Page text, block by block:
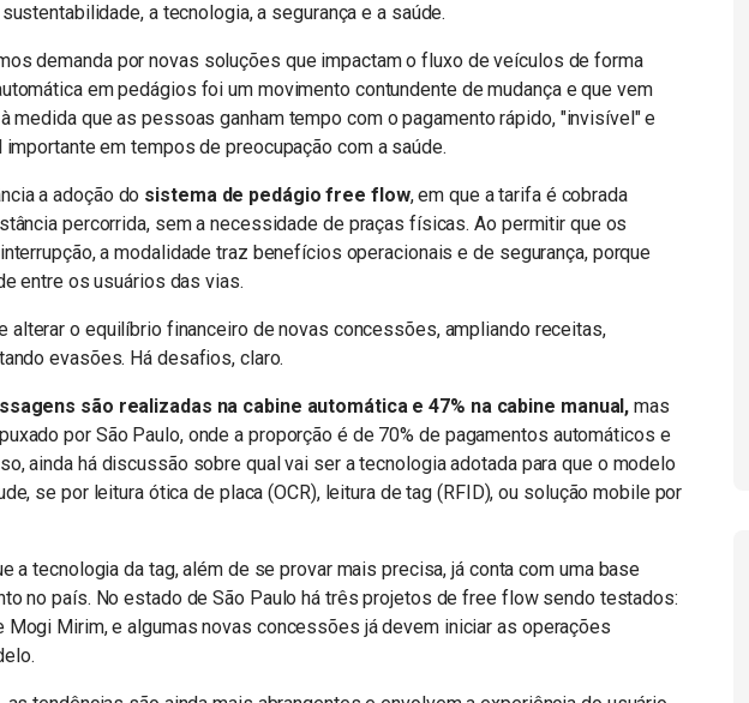
a tecnologia, a segurança e a saúde.
demanda por novas soluções que impactam o fluxo de veículos de forma
em pedágios foi um movimento contundente de mudança e que vem
medida que as pessoas ganham tempo com o pagamento rápido, "invisível" e
em tempos de preocupação com a saúde.
a adoção do sistema de pedágio free flow, em que a tarifa é cobrada
percorrida, sem a necessidade de praças físicas. Ao permitir que os
a modalidade traz benefícios operacionais e de segurança, porque
entre os usuários das vias.
alterar o equilíbrio financeiro de novas concessões, ampliando receitas,
evasões. Há desafios, claro.
são realizadas na cabine automática e 47% na cabine manual,mas
por São Paulo, onde a proporção é de 70% de pagamentos automáticos e
ainda há discussão sobre qual vai ser a tecnologia adotada para que o modelo
se por leitura ótica de placa (OCR), leitura de tag (RFID), ou solução mobile por
a tecnologia da tag, além de se provar mais precisa, já conta com uma base
no país. No estado de São Paulo há três projetos de free flow sendo testados:
Mogi Mirim, e algumas novas concessões já devem iniciar as operações